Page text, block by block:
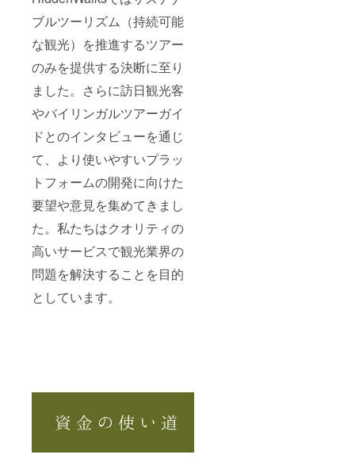
ブルツーリズム（持続可能
な観光）を推進するツアー
のみを提供する決断に至り
ました。さらに訪日観光客
やバイリンガルツアーガイ
ドとのインタビューを通じ
て、より使いやすいプラッ
トフォームの開発に向けた
要望や意見を集めてきまし
た。私たちはクオリティの
高いサービスで観光業界の
問題を解決することを目的
としています。